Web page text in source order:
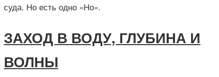
суда. Но есть одно «Но».
ЗАХОД В ВОДУ, ГЛУБИНА И
ВОЛНЫ